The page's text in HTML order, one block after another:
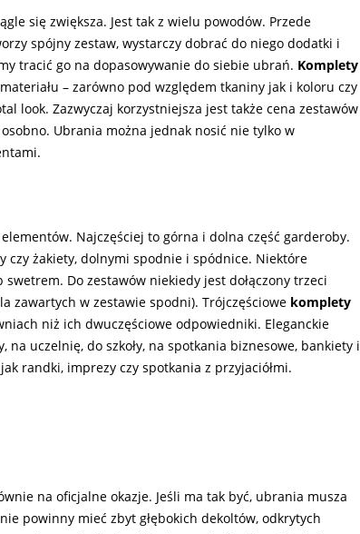
się zwiększa. Jest tak z wielu powodów. Przede
spójny zestaw, wystarczy dobrać do niego dodatki i
tracić go na dopasowywanie do siebie ubrań. Komplety
– zarówno pod względem tkaniny jak i koloru czy
look. Zazwyczaj korzystniejsza jest także cena zestawów
Ubrania można jednak nosić nie tylko w
Najczęściej to górna i dolna część garderoby.
czy żakiety, dolnymi spodnie i spódnice. Niektóre
swetrem. Do zestawów niekiedy jest dołączony trzeci
zawartych w zestawie spodni). Trójczęściowe komplety
niż ich dwuczęściowe odpowiedniki. Eleganckie
uczelnię, do szkoły, na spotkania biznesowe, bankiety i
randki, imprezy czy spotkania z przyjaciółmi.
na oficjalne okazje. Jeśli ma tak być, ubrania musza
powinny mieć zbyt głębokich dekoltów, odkrytych